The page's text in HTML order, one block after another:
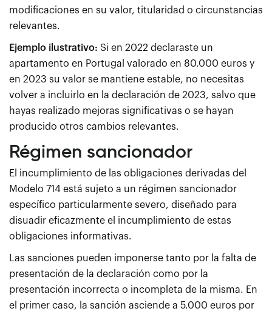
modificaciones en su valor, titularidad o circunstancias
relevantes.
Ejemplo ilustrativo: Si en 2022 declaraste un
apartamento en Portugal valorado en 80.000 euros y
en 2023 su valor se mantiene estable, no necesitas
volver a incluirlo en la declaración de 2023, salvo que
hayas realizado mejoras significativas o se hayan
producido otros cambios relevantes.
Régimen sancionador
El incumplimiento de las obligaciones derivadas del
Modelo 714 está sujeto a un régimen sancionador
específico particularmente severo, diseñado para
disuadir eficazmente el incumplimiento de estas
obligaciones informativas.
Las sanciones pueden imponerse tanto por la falta de
presentación de la declaración como por la
presentación incorrecta o incompleta de la misma. En
el primer caso, la sanción asciende a 5.000 euros por